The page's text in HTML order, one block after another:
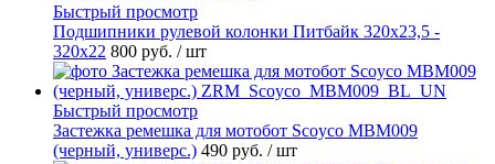
Быстрый просмотр
Подшипники рулевой колонки Питбайк 320x23,5 -
320x22 800 руб. / шт
Быстрый просмотр
Застежка ремешка для мотобот Scoyco MBM009
(черный, универс.) 490 руб. / шт